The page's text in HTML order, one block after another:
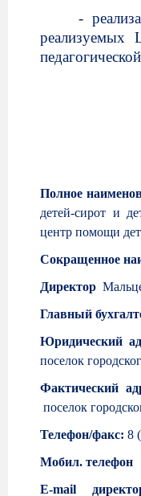
-
реализуемых
Полное
детей-сирот и
центр помощи
Сокращенное
Директор
Главный
Юридический
поселок
Фактический
поселок
Телефон/факс: 8
Мобил. телефон
E-mail